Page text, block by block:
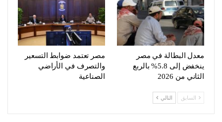
معدل البطالة في مصر
ينخفض إلى 5.8% بالربع
الثاني من 2026
مصر تعتمد ضوابط التسعير
والتصرف في الأراضي
الصناعية
السابق التالي